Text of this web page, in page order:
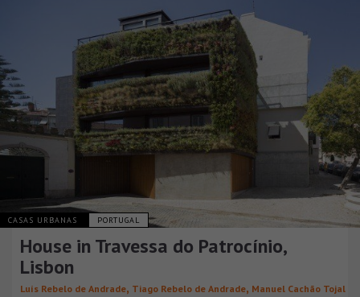
CASAS URBANAS PORTUGAL
House in Travessa do Patrocínio,
Lisbon
Luís Rebelo de Andrade, Tiago Rebelo de Andrade, Manuel Cachão Tojal